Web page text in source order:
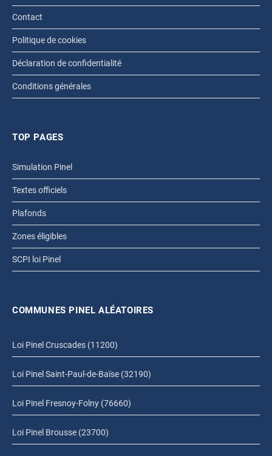
Contact
Politique de cookies
Déclaration de confidentialité
Conditions générales
TOP PAGES
Simulation Pinel
Textes officiels
Plafonds
Zones éligibles
SCPI loi Pinel
COMMUNES PINEL ALÉATOIRES
Loi Pinel Cruscades (11200)
Loi Pinel Saint-Paul-de-Baïse (32190)
Loi Pinel Fresnoy-Folny (76660)
Loi Pinel Brousse (23700)